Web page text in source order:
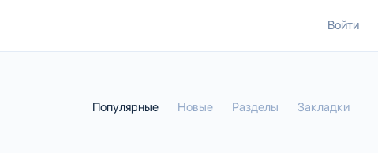
Войти
Популярные Новые Разделы Закладки